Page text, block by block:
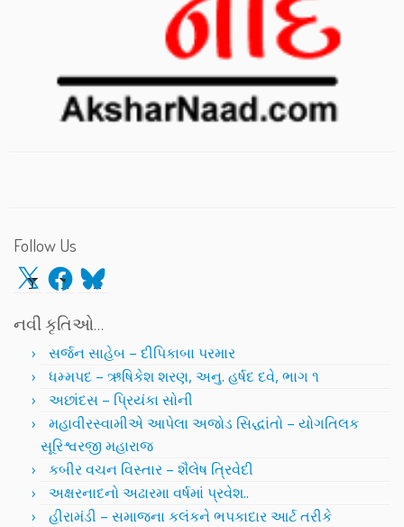
Follow Us
X Facebook
Bluesky
નવી કૃતિઓ…
સર્જન સાહેબ – દીપિકાબા પરમાર
ધમ્મપદ – ઋષિકેશ શરણ, અનુ. હર્ષદ દવે, ભાગ ૧
અછાંદસ – પ્રિયંકા સોની
મહાવીરસ્વામીએ આપેલા અજોડ સિદ્ધાંતો – યોગતિલક
સૂરિશ્વરજી મહારાજ
કબીર વચન વિસ્તાર – શૈલેષ ત્રિવેદી
અક્ષરનાદનો અઢારમા વર્ષમાં પ્રવેશ..
હીરામંડી – સમાજના કલંકને ભપકાદાર આર્ટ તરીકે